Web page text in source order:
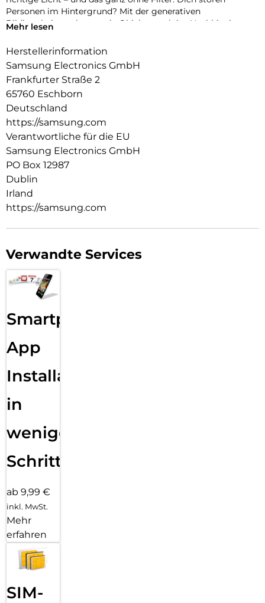
Personen im Hintergrund? Mit der generativen
Bildbearbeitung kannst du Objekte auch im Nachhinein
Schon sieht dein Foto so aus, wie du es dir vorgestellt hast –
nicht ins Stocken gerät, performt im Inneren des Galaxy S25
FE ein Prozessor auf Flagship-Niveau. So läuft nicht nur
deine Bild- und Videobearbeitung flüssig – mit Hilfe von
Galaxy AI-Funktionen und Google Gemini sicherst du dir
auch volle AI-Power für deine täglichen Aufgaben. Selbst
über die Batterielaufzeit deines Galaxy S25 FE musst du dir
so gut wie keine Gedanken machen. Der ausdauernde Akku
ermöglicht dir, dass du jeden Moment mit deinem
Smartphone genießen kannst.
Mehr lesen
Herstellerinformation
Samsung Electronics GmbH
Frankfurter Straße 2
65760 Eschborn
Deutschland
https://samsung.com
Verantwortliche für die EU
Samsung Electronics GmbH
PO Box 12987
Dublin
Irland
https://samsung.com
Verwandte Services
Smartphone
App
Installation
in
wenigen
Schritten
ab 9,99 €
inkl. MwSt.
Mehr
erfahren
SIM-